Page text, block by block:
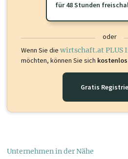
für 48 Stunden
oder
Wenn Sie die wirtschaft.at PLUS
möchten, können Sie sich kostenlos
Gratis
Unternehmen in der Nähe